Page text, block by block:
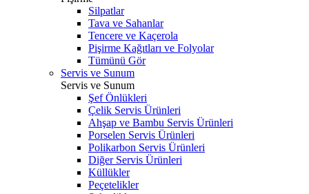
Silpatlar
Tava ve Sahanlar
Tencere ve Kaçerola
Pişirme Kağıtları ve Folyolar
Tümünü Gör
Servis ve Sunum
Servis ve Sunum
Şef Önlükleri
Çelik Servis Ürünleri
Ahşap ve Bambu Servis Ürünleri
Porselen Servis Ürünleri
Polikarbon Servis Ürünleri
Diğer Servis Ürünleri
Küllükler
Peçetelikler